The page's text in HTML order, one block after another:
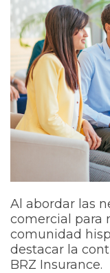
Al abordar las
comercial para
comunidad
destacar la
BRZ Insurance.